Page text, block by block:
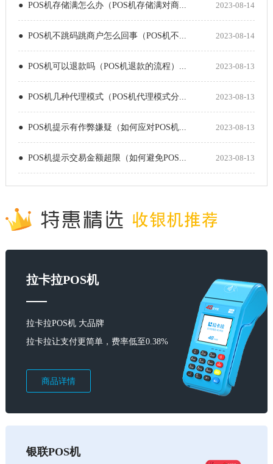
● POS机存储满怎么办（POS机存储满对商... 2023-08-14
● POS机不跳码跳商户怎么回事（POS机不... 2023-08-14
● POS机可以退款吗（POS机退款的流程）... 2023-08-13
● POS机几种代理模式（POS机代理模式分... 2023-08-13
● POS机提示有作弊嫌疑（如何应对POS机... 2023-08-13
● POS机提示交易金额超限（如何避免POS... 2023-08-13
拉卡拉POS机
拉卡拉POS机 大品牌
拉卡拉让支付更简单，费率低至0.38%
商品详情
银联POS机